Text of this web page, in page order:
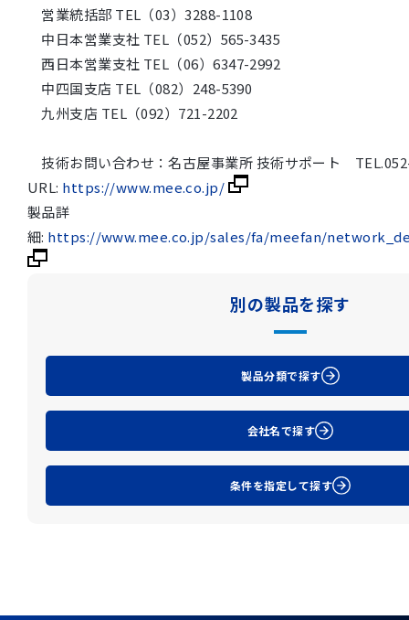
営業統括部 TEL（03）3288-1108
中日本営業支社 TEL（052）565-3435
西日本営業支社 TEL（06）6347-2992
中四国支店 TEL（082）248-5390
九州支店 TEL（092）721-2202
技術お問い合わせ：名古屋事業所 技術サポート
URL: https://www.mee.co.jp/
製品詳
細: https://www.mee.co.jp/sales/fa/meefan/
別の製品を探す
製品分類で探す
会社名で探す
条件を指定して探す